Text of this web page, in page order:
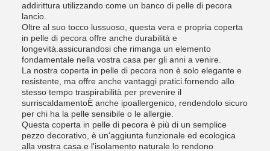
addirittura utilizzando come un banco di pelle di pecora
lancio.
Oltre al suo tocco lussuoso, questa vera e propria coperta
in pelle di pecora offre anche durabilità e
longevità.assicurandosi che rimanga un elemento
fondamentale nella vostra casa per gli anni a venire.
La nostra coperta in pelle di pecora non è solo elegante e
resistente, ma offre anche vantaggi pratici.fornendo allo
stesso tempo traspirabilità per prevenire il
surriscaldamentoÈ anche ipoallergenico, rendendolo sicuro
per chi ha la pelle sensibile o le allergie.
Questa coperta in pelle di pecora è più di un semplice
pezzo decorativo, è un'aggiunta funzionale ed ecologica
alla vostra casa.e l'isolamento naturale lo rendono